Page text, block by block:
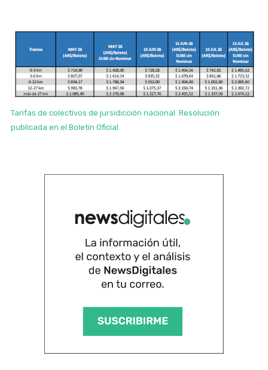
Tarifas de colectivos de jursidicción nacional. Resolución
publicada en el Boletín Oficial